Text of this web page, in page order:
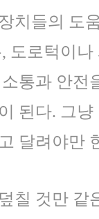
치들의 도
도로턱이
통과 안전
된다. 그
달려야만
칠 것만 같